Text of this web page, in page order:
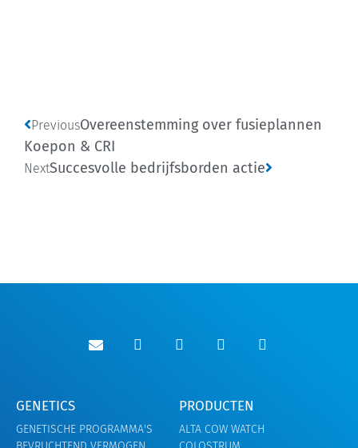
PreviousOvereenstemming over fusieplannen
Koepon & CRI
NextSuccesvolle bedrijfsborden actie
GENETICS
GENETISCHE PROGRAMMA'S
PRODUCTEN
ALTA COW WATCH